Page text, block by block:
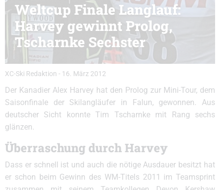
Weltcup Finale Langlauf:
Harvey gewinnt Prolog,
Tscharnke Sechster
XC-Ski Redaktion - 16. März 2012
Der Kanadier Alex Harvey hat den Prolog zur Mini-Tour, dem
Saisonfinale der Skilangläufer in Falun, gewonnen. Aus
deutscher Sicht konnte Tim Tscharnke mit Rang sechs
glänzen.
Überraschung durch Harvey
Dass er schnell ist und auch die nötige Ausdauer besitzt hat
er schon beim Gewinn des WM-Titels 2011 im Teamsprint